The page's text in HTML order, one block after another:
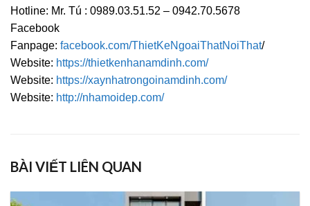
Hotline: Mr. Tú : 0989.03.51.52 – 0942.70.5678
Facebook
Fanpage: facebook.com/ThietKeNgoaiThatNoiThat/
Website: https://thietkenhanamdinh.com/
Website: https://xaynhatrongoinamdinh.com/
Website: http://nhamoidep.com/
BÀI VIẾT LIÊN QUAN